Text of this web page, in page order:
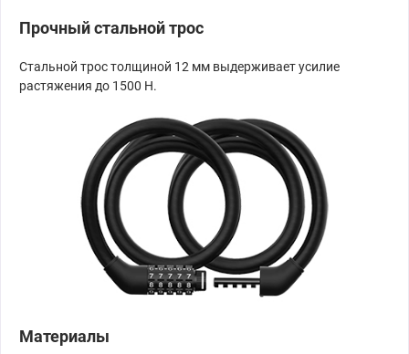
Прочный стальной трос
Стальной трос толщиной 12 мм выдерживает усилие
растяжения до 1500 Н.
Материалы